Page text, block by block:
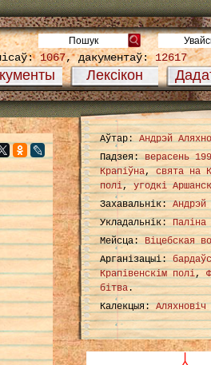
Лексікон
1067, дакументаў:12617
Аўтар:Андрэй
Падзея:верасень
Крапіўна, свята на
полі,угодкі
Захавальнік:Андрэй
Укладальнік:
Паліна
Мейсца:Віцебская
Арганізацыі:
Крапівенскім полі,
бітва.
Калекцыя:Аляхновіч